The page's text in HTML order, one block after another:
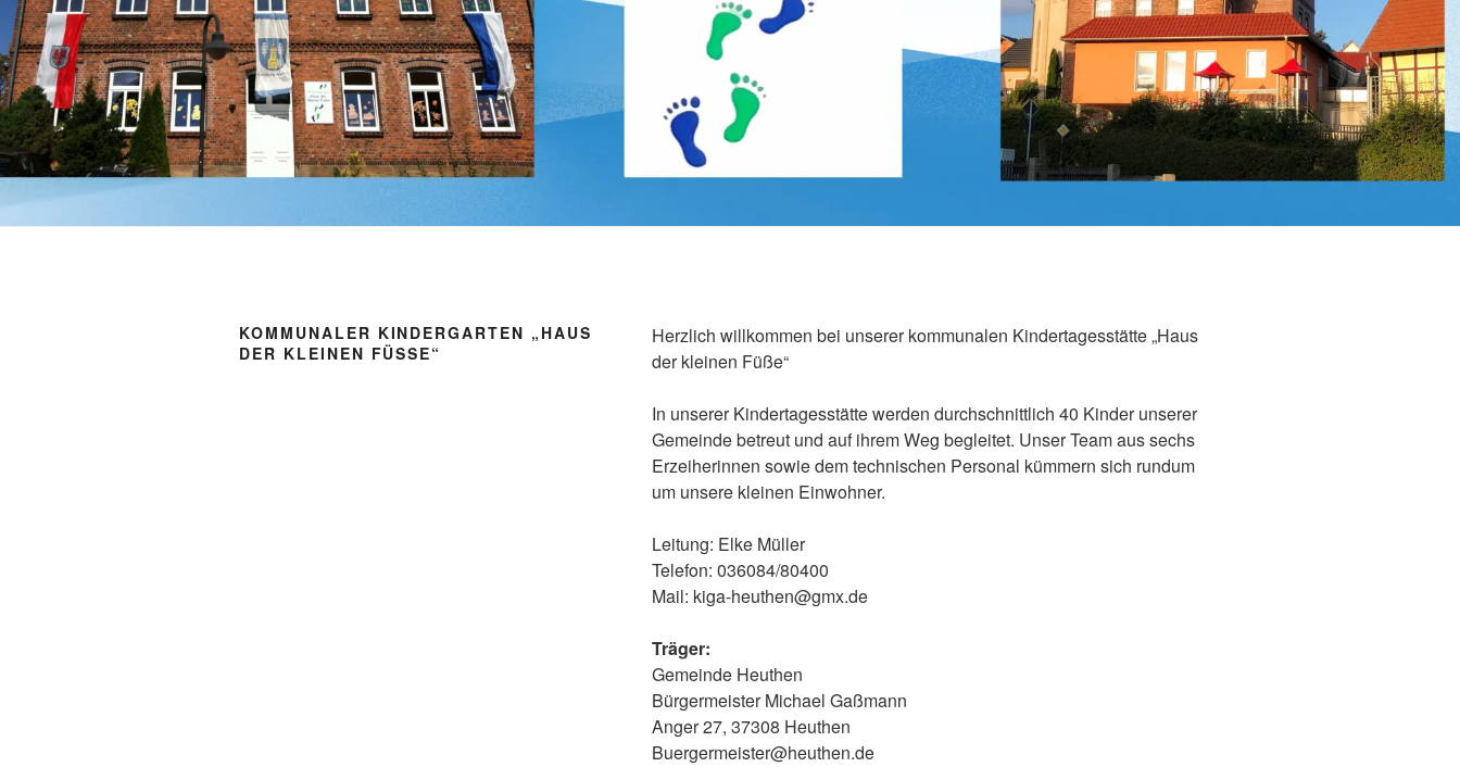
KOMMUNALER KINDERGARTEN „HAUS
DER KLEINEN FÜSSE“
Herzlich willkommen bei unserer kommunalen Kindertagesstätte „Haus
der kleinen Füße“
In unserer Kindertagesstätte werden durchschnittlich 40 Kinder unserer
Gemeinde betreut und auf ihrem Weg begleitet. Unser Team aus sechs
Erzeiherinnen sowie dem technischen Personal kümmern sich rundum
um unsere kleinen Einwohner.
Leitung: Elke Müller
Telefon: 036084/80400
Mail: kiga-heuthen@gmx.de
Träger:
Gemeinde Heuthen
Bürgermeister Michael Gaßmann
Anger 27, 37308 Heuthen
Buergermeister@heuthen.de